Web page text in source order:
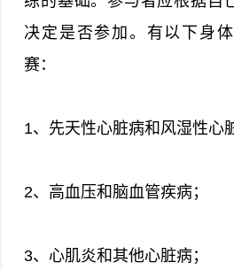
决定是否参加。有以下身
赛：
1、先天性心脏病和风湿性心
2、高血压和脑血管疾病；
3、心肌炎和其他心脏病；